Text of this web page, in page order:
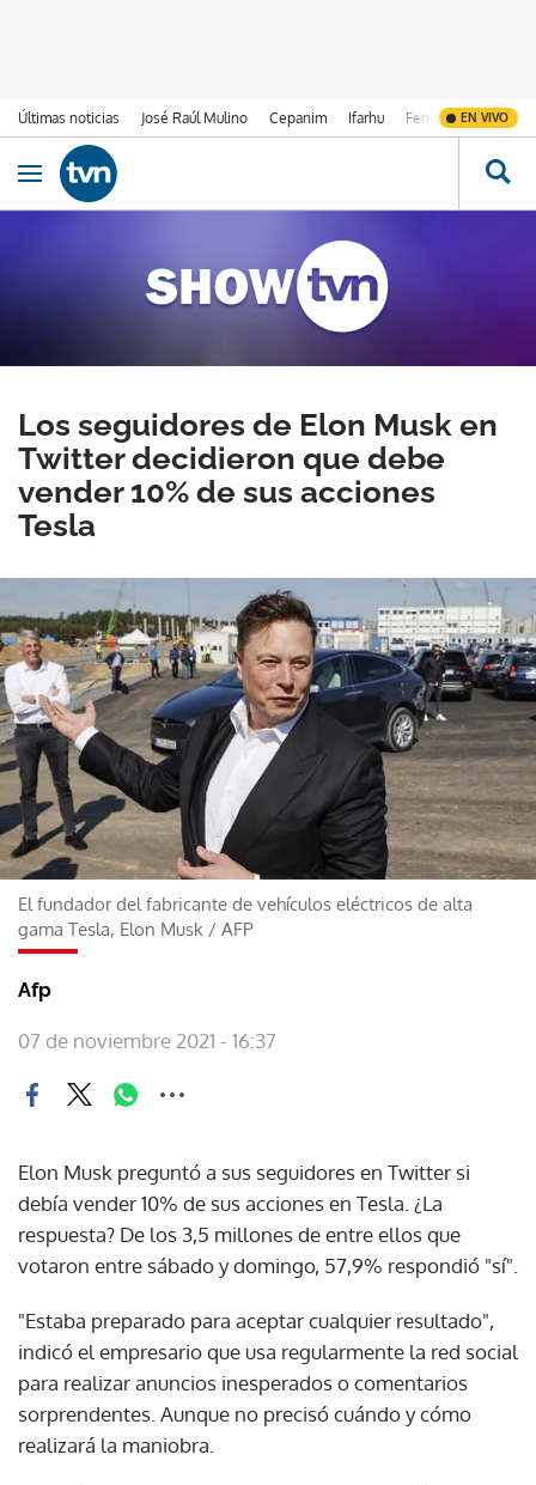
Últimas noticias José Raúl Mulino Cepanim Ifarhu Fenómeno de El
EN VIVO
Ir al contenido
Obrir navegació
Los seguidores de Elon Musk en
Twitter decidieron que debe
vender 10% de sus acciones
Tesla
El fundador del fabricante de vehículos eléctricos de alta
gama Tesla, Elon Musk / AFP
Afp
07 de noviembre 2021 - 16:37
Elon Musk preguntó a sus seguidores en Twitter si
debía vender 10% de sus acciones en Tesla. ¿La
respuesta? De los 3,5 millones de entre ellos que
votaron entre sábado y domingo, 57,9% respondió "sí".
"Estaba preparado para aceptar cualquier resultado",
indicó el empresario que usa regularmente la red social
para realizar anuncios inesperados o comentarios
sorprendentes. Aunque no precisó cuándo y cómo
realizará la maniobra.